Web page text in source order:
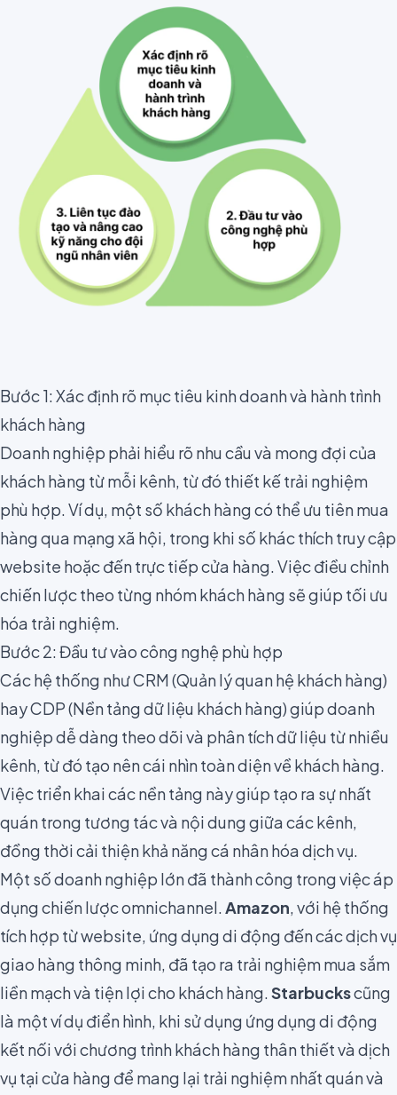
Bước 1: Xác định rõ mục tiêu kinh doanh và hành trình
khách hàng
Doanh nghiệp phải hiểu rõ nhu cầu và mong đợi của
khách hàng từ mỗi kênh, từ đó thiết kế trải nghiệm
phù hợp. Ví dụ, một số khách hàng có thể ưu tiên mua
hàng qua mạng xã hội, trong khi số khác thích truy cập
website hoặc đến trực tiếp cửa hàng. Việc điều chỉnh
chiến lược theo từng nhóm khách hàng sẽ giúp tối ưu
hóa trải nghiệm.
Bước 2: Đầu tư vào công nghệ phù hợp
Các hệ thống như CRM (Quản lý quan hệ khách hàng)
hay CDP (Nền tảng dữ liệu khách hàng) giúp doanh
nghiệp dễ dàng theo dõi và phân tích dữ liệu từ nhiều
kênh, từ đó tạo nên cái nhìn toàn diện về khách hàng.
Việc triển khai các nền tảng này giúp tạo ra sự nhất
quán trong tương tác và nội dung giữa các kênh,
đồng thời cải thiện khả năng cá nhân hóa dịch vụ.
Một số doanh nghiệp lớn đã thành công trong việc áp
dụng chiến lược omnichannel.Amazon, với hệ thống
tích hợp từ website, ứng dụng di động đến các dịch vụ
giao hàng thông minh, đã tạo ra trải nghiệm mua sắm
liền mạch và tiện lợi cho khách hàng.Starbuckscũng
là một ví dụ điển hình, khi sử dụng ứng dụng di động
kết nối với chương trình khách hàng thân thiết và dịch
vụ tại cửa hàng để mang lại trải nghiệm nhất quán và